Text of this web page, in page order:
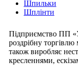
Шпильки
Шплінти
Підприємство ПП
роздрібну
також виробляє
кресленнями,